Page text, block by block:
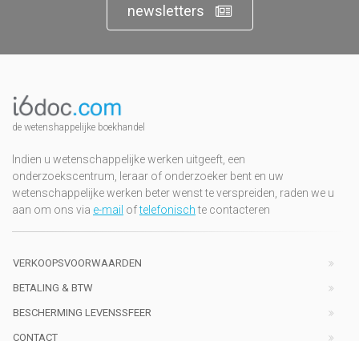
newsletters
de wetenshappelijke boekhandel
Indien u wetenschappelijke werken uitgeeft, een
onderzoekscentrum, leraar of onderzoeker bent en uw
wetenschappelijke werken beter wenst te verspreiden, raden we u
aan om ons via e-mail oftelefonischte contacteren
VERKOOPSVOORWAARDEN
BETALING & BTW
BESCHERMING LEVENSSFEER
CONTACT